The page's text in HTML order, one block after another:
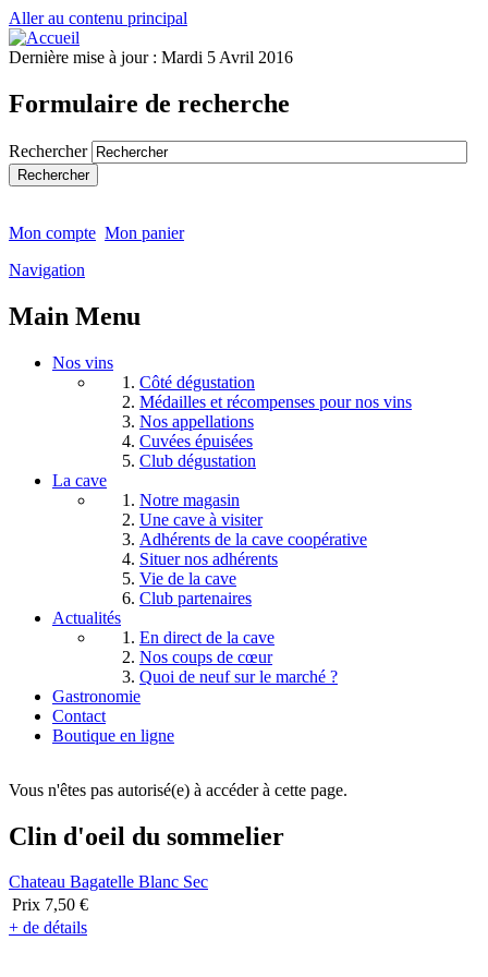
Aller au contenu principal
Dernière mise à jour : Mardi 5 Avril 2016
Formulaire de recherche
Rechercher
Mon compte Mon panier
Navigation
Main Menu
Nos vins
Côté dégustation
Médailles et récompenses pour nos vins
Nos appellations
Cuvées épuisées
Club dégustation
La cave
Notre magasin
Une cave à visiter
Adhérents de la cave coopérative
Situer nos adhérents
Vie de la cave
Club partenaires
Actualités
En direct de la cave
Nos coups de cœur
Quoi de neuf sur le marché ?
Gastronomie
Contact
Boutique en ligne
Vous n'êtes pas autorisé(e) à accéder à cette page.
Clin d'oeil du sommelier
Chateau Bagatelle Blanc Sec
Prix 7,50 €
+ de détails